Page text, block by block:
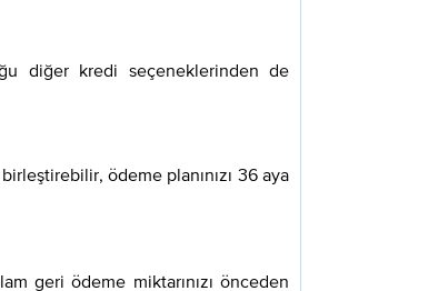
diğer kredi seçeneklerinden de
ödeme planınızı 36 aya
geri ödeme miktarınızı önceden